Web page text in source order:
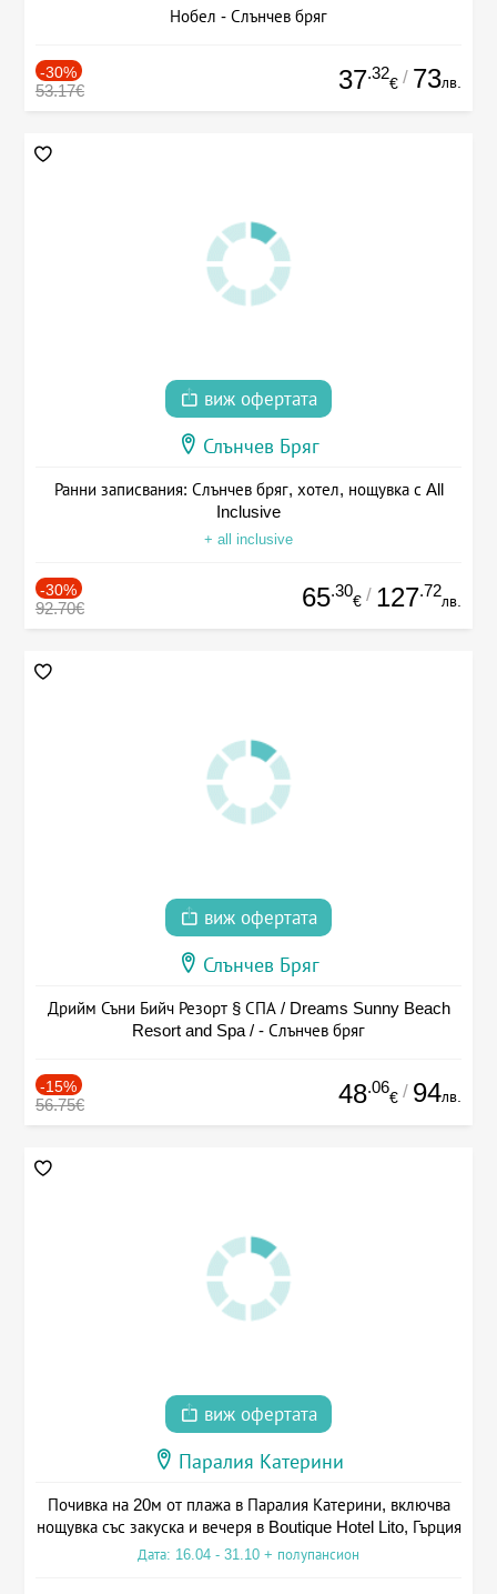
Нобел - Слънчев бряг
-30%
53.17€ 37.32
€ / 73лв.
виж офертата
Слънчев Бряг
Ранни записвания: Слънчев бряг, хотел, нощувка с All
Inclusive
+ all inclusive
-30%
92.70€ 65.30
€ / 127.72
лв.
виж офертата
Слънчев Бряг
Дрийм Съни Бийч Резорт § СПА / Dreams Sunny Beach
Resort and Spa / - Слънчев бряг
-15%
56.75€ 48.06
€ / 94лв.
виж офертата
Паралия Катерини
Почивка на 20м от плажа в Паралия Катерини, включва
нощувка със закуска и вечеря в Boutique Hotel Lito, Гърция
Дата: 16.04 - 31.10 + полупансион